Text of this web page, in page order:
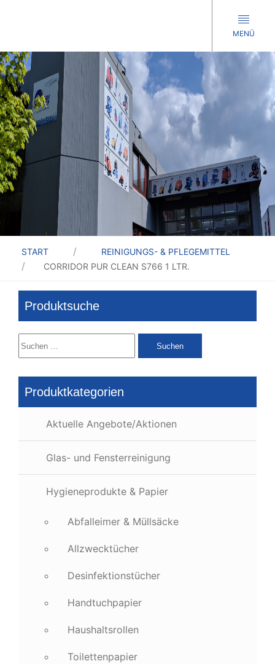
MENÜ
START
REINIGUNGS- & PFLEGEMITTEL
CORRIDOR PUR CLEAN S766 1 LTR.
Produktsuche
Suchen
nach:
Produktkategorien
Aktuelle Angebote/Aktionen
Glas- und Fensterreinigung
Hygieneprodukte & Papier
Abfalleimer & Müllsäcke
Allzwecktücher
Desinfektionstücher
Handtuchpapier
Haushaltsrollen
Toilettenpapier